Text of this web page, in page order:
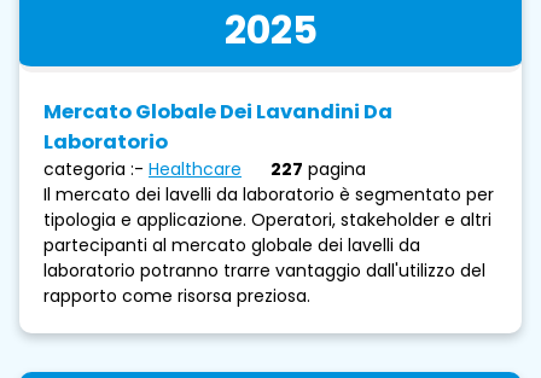
2025
Mercato Globale Dei Lavandini Da
Laboratorio
categoria :- Healthcare 227 pagina
Il mercato dei lavelli da laboratorio è segmentato per
tipologia e applicazione. Operatori, stakeholder e altri
partecipanti al mercato globale dei lavelli da
laboratorio potranno trarre vantaggio dall'utilizzo del
rapporto come risorsa preziosa.